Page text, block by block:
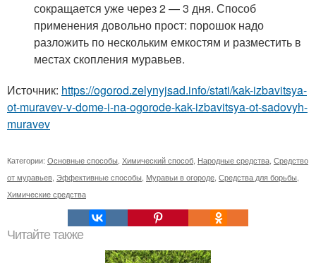
сокращается уже через 2 — 3 дня. Способ
применения довольно прост: порошок надо
разложить по нескольким емкостям и разместить в
местах скопления муравьев.
Источник: https://ogorod.zelynyjsad.info/stati/kak-izbavitsya-
ot-muravev-v-dome-i-na-ogorode-kak-izbavitsya-ot-sadovyh-
muravev
Категории: Основные способы Химический способ Народные средства Средство
от муравьев Эффективные способы Муравьи в огороде Средства для борьбы
Химические средства
Читайте также